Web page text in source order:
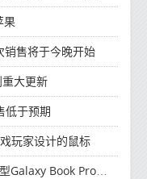
果
销售将于今晚开始
大更新
低于预期
玩家设计的鼠标
Book Pro 360笔记本电脑